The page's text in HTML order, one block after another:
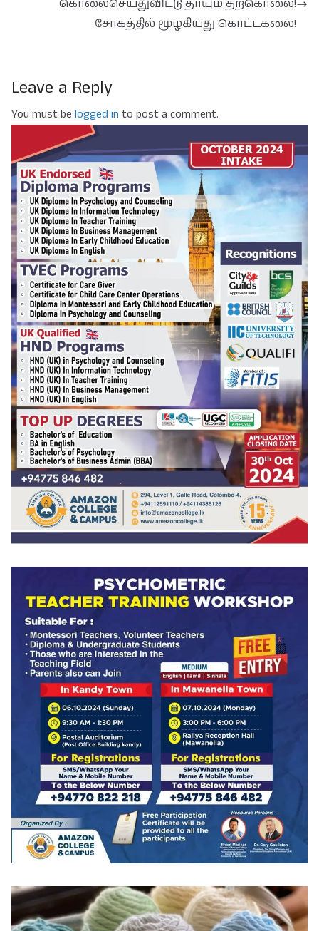
கொலைசெய்துவிட்டு தாயும் தற்கொலை!
சோகத்தில் மூழ்கியது கொட்டகலை!
Leave a Reply
You must be logged in to post a comment.